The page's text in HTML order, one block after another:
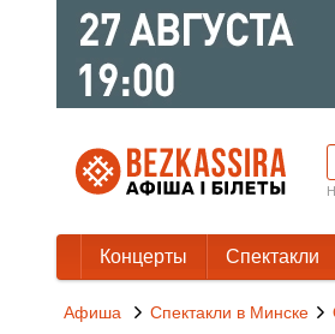
Концерты Спектакли
Афиша Спектакли в Минске